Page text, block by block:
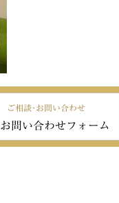
ご相談･お問い合わせ
お問い合わせフォーム